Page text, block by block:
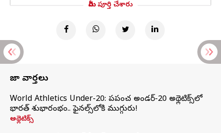
మీరు పూర్తి చేశారు
తాజా వార్తలు
World Athletics Under-20: ప్రపంచ అండర్-20 అథ్లెటిక్స్‌లో
భారత్‌ శుభారంభం.. ఫైనల్స్‌లోకి ముగ్గురు!
అథ్లెటిక్స్